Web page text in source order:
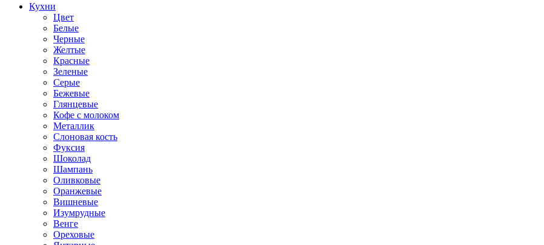
Кухни
Цвет
Белые
Черные
Желтые
Красные
Зеленые
Серые
Бежевые
Глянцевые
Кофе с молоком
Металлик
Слоновая кость
Фуксия
Шоколад
Шампань
Оливковые
Оранжевые
Вишневые
Изумрудные
Венге
Ореховые